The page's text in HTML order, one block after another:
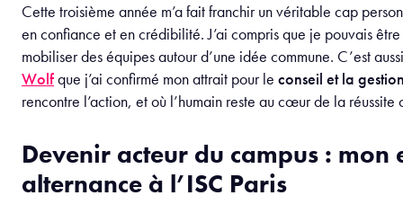
Cette troisième année m’a fait franchir un véritable cap
en confiance et en crédibilité. J’ai compris que je pouvais
mobiliser des équipes autour d’une idée commune. C’est
Wolfque j’ai confirmé mon attrait pour le conseil et la
rencontre l’action, et où l’humain reste au cœur de la
Devenir acteur du campus : mon
alternance à l’ISC Paris